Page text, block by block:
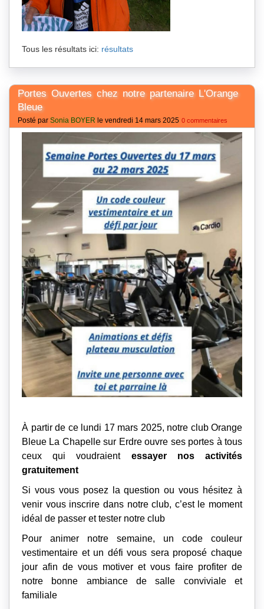
Tous les résultats ici: résultats
Portes Ouvertes chez notre partenaire L'Orange
Bleue
Posté par Sonia BOYER le vendredi 14 mars 2025 0 commentaires
À partir de ce lundi 17 mars 2025, notre club Orange
Bleue La Chapelle sur Erdre ouvre ses portes à tous
ceux qui voudraient essayer nos activités
gratuitement
Si vous vous posez la question ou vous hésitez à
venir vous inscrire dans notre club, c’est le moment
idéal de passer et tester notre club
Pour animer notre semaine, un code couleur
vestimentaire et un défi vous sera proposé chaque
jour afin de vous motiver et vous faire profiter de
notre bonne ambiance de salle conviviale et
familiale